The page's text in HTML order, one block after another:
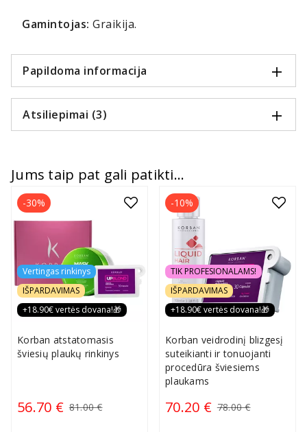
Gamintojas: Graikija.
Papildoma informacija
Atsiliepimai (3)
Jums taip pat gali patikti...
Vertingas rinkinys
IŠPARDAVIMAS
+18.90€ vertės dovana!🎁
Korban atstatomasis
šviesių plaukų rinkinys
56.70 € 81.00 €
-30%
TIK PROFESIONALAMS!
IŠPARDAVIMAS
+18.90€ vertės dovana!🎁
Korban veidrodinį blizgesį
suteikianti ir tonuojanti
procedūra šviesiems
plaukams
70.20 € 78.00 €
-10%